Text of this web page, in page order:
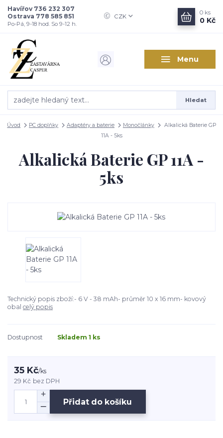
Menu
CZK
Hledat
Havířov 736 232 307
Ostrava 778 585 851
Po-Pá, 9-18 hod. So 9-12 h.
0 ks
0 Kč
Úvod PC doplňky Adaptéry a baterie Monočlánky
Alkalická Baterie GP
11A - 5ks
Alkalická Baterie GP 11A -
5ks
Technický popis zboží:- 6 V - 38 mAh- průměr 10 x 16 mm- kovový
obal celý popis
Dostupnost Skladem 1 ks
35 Kč/ks
29 Kč bez DPH
Přidat do košíku